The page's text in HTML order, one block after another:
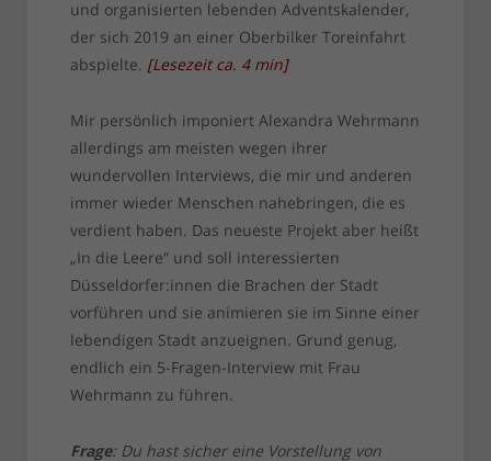
und organisierten lebenden Adventskalender,
der sich 2019 an einer Oberbilker Toreinfahrt
abspielte. [Lesezeit ca. 4 min]
Mir persönlich imponiert Alexandra Wehrmann
allerdings am meisten wegen ihrer
wundervollen Interviews, die mir und anderen
immer wieder Menschen nahebringen, die es
verdient haben. Das neueste Projekt aber heißt
„In die Leere“ und soll interessierten
Düsseldorfer:innen die Brachen der Stadt
vorführen und sie animieren sie im Sinne einer
lebendigen Stadt anzueignen. Grund genug,
endlich ein 5-Fragen-Interview mit Frau
Wehrmann zu führen.
Frage: Du hast sicher eine Vorstellung von